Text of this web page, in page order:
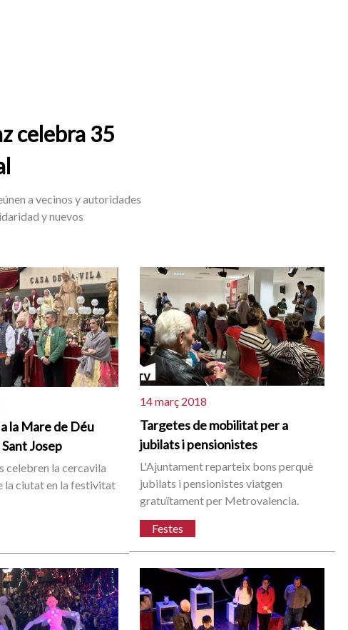
celebra 35
a vecinos y autoridades
y nuevos
la Mare de Déu
Josep
celebren la cercavila
la ciutat en la festivitat
14 març 2018
Targetes de mobilitat per a
jubilats i pensionistes
L'Ajuntament reparteix bons perquè
jubilats i pensionistes viatgen
gratuïtament per Metrovalencia.
Festes